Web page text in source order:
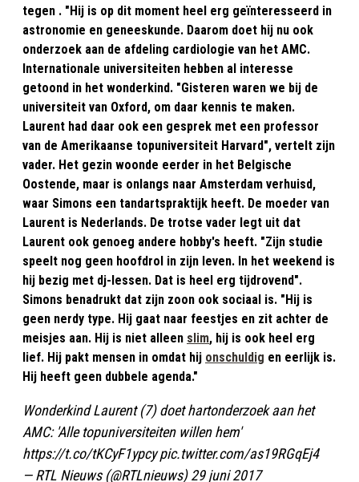
tegen . "Hij is op dit moment heel erg geïnteresseerd in
astronomie en geneeskunde. Daarom doet hij nu ook
onderzoek aan de afdeling cardiologie van het AMC.
Internationale universiteiten hebben al interesse
getoond in het wonderkind. "Gisteren waren we bij de
universiteit van Oxford, om daar kennis te maken.
Laurent had daar ook een gesprek met een professor
van de Amerikaanse topuniversiteit Harvard", vertelt zijn
vader. Het gezin woonde eerder in het Belgische
Oostende, maar is onlangs naar Amsterdam verhuisd,
waar Simons een tandartspraktijk heeft. De moeder van
Laurent is Nederlands. De trotse vader legt uit dat
Laurent ook genoeg andere hobby's heeft. "Zijn studie
speelt nog geen hoofdrol in zijn leven. In het weekend is
hij bezig met dj-lessen. Dat is heel erg tijdrovend".
Simons benadrukt dat zijn zoon ook sociaal is. "Hij is
geen nerdy type. Hij gaat naar feestjes en zit achter de
meisjes aan. Hij is niet alleen slim, hij is ook heel erg
lief. Hij pakt mensen in omdat hij onschuldig en eerlijk is.
Hij heeft geen dubbele agenda."
Wonderkind Laurent (7) doet hartonderzoek aan het
AMC: 'Alle topuniversiteiten willen hem'
https://t.co/tKCyF1ypcy pic.twitter.com/as19RGqEj4
— RTL Nieuws (@RTLnieuws)29 juni 2017